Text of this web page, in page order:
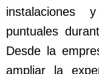
instalaciones
puntuales
Desde la
ampliar la